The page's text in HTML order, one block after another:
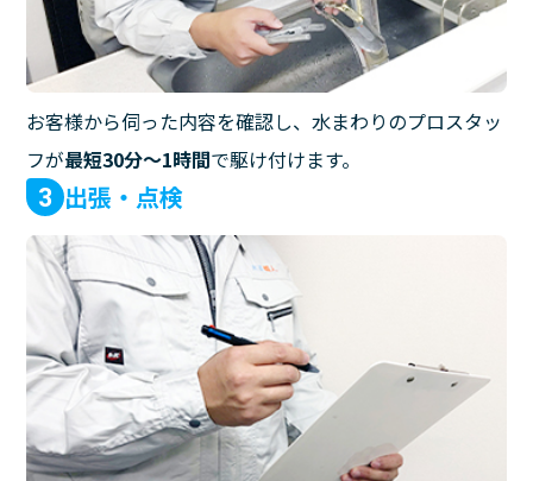
お客様から伺った内容を確認し、水まわりのプロスタッ
フが最短30分〜1時間で駆け付けます。
3 出張・点検